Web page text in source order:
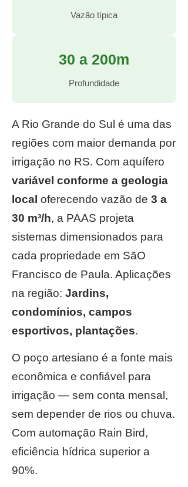
Vazão típica
30 a 200m
Profundidade
A Rio Grande do Sul é uma das
regiões com maior demanda por
irrigação no RS. Com aquífero
variável conforme a geologia
local oferecendo vazão de 3 a
30 m³/h, a PAAS projeta
sistemas dimensionados para
cada propriedade em SãO
Francisco de Paula. Aplicações
na região: Jardins,
condomínios, campos
esportivos, plantações.
O poço artesiano é a fonte mais
econômica e confiável para
irrigação — sem conta mensal,
sem depender de rios ou chuva.
Com automação Rain Bird,
eficiência hídrica superior a
90%.